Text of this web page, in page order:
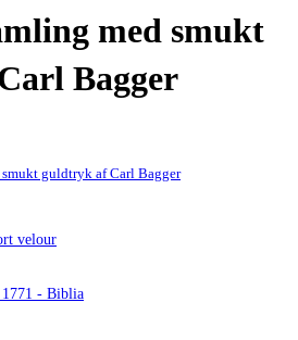
med smukt
Bagger
guldtryk af Carl Bagger